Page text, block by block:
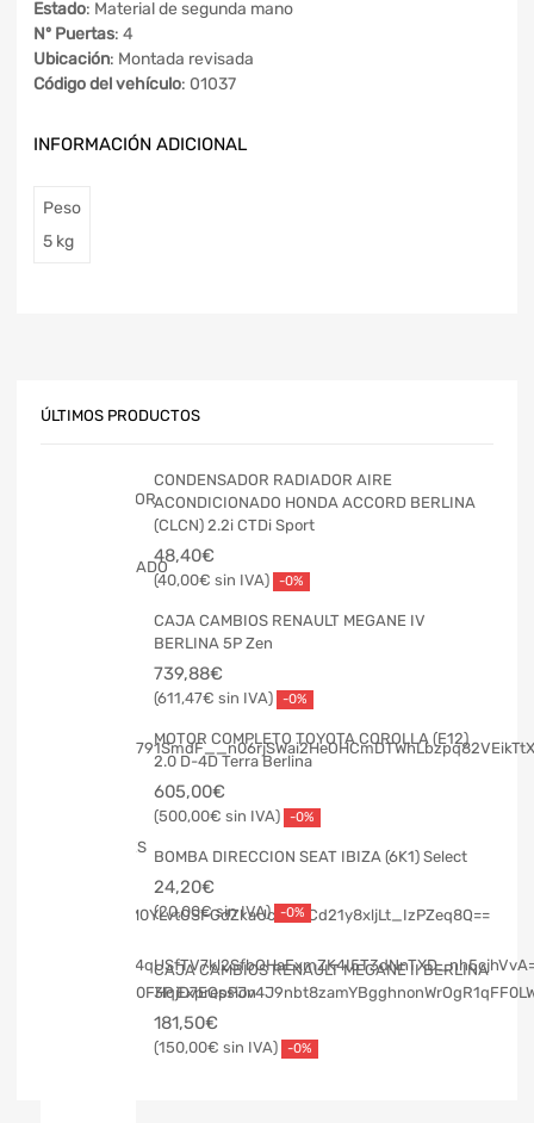
Estado: Material de segunda mano
Nº Puertas: 4
Ubicación: Montada revisada
Código del vehículo: 01037
INFORMACIÓN ADICIONAL
Peso
5 kg
ÚLTIMOS PRODUCTOS
CONDENSADOR RADIADOR AIRE
ACONDICIONADO HONDA ACCORD BERLINA
(CLCN) 2.2i CTDi Sport
48,40€
40,00€ -0%
CAJA CAMBIOS RENAULT MEGANE IV
BERLINA 5P Zen
739,88€
611,47€ -0%
MOTOR COMPLETO TOYOTA COROLLA (E12)
2.0 D-4D Terra Berlina
605,00€
500,00€ -0%
BOMBA DIRECCION SEAT IBIZA (6K1) Select
24,20€
20,00€ -0%
CAJA CAMBIOS RENAULT MEGANE II BERLINA
3P Expression
181,50€
150,00€ -0%